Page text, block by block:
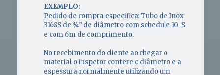
EXEMPLO:
Pedido de compra especifica: Tubo de Inox
316SS de ¾” de diâmetro com schedule 10-S
e com 6m de comprimento.
No recebimento do cliente ao chegar o
material o inspetor confere o diâmetro e a
espessura normalmente utilizando um